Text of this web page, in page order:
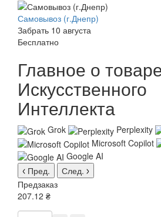
Самовывоз (г.Днепр)
Забрать 10 августа
Бесплатно
Главное о
Искусственного
Интеллекта
Grok Perplexity
Microsoft Copilot
Google AI
Пред.
След.
Предзаказ
207.12 ₴